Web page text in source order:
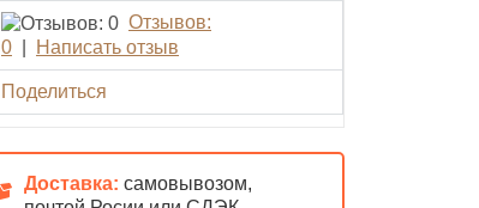
Отзывов:
0
Написать отзыв
Поделиться
Доставка: самовывозом,